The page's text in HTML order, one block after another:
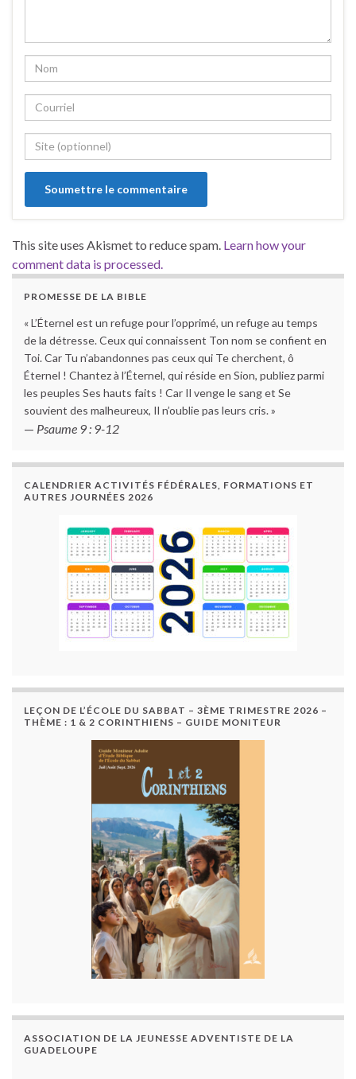
This site uses Akismet to reduce spam. Learn how your
comment data is processed.
PROMESSE DE LA BIBLE
« L’Éternel est un refuge pour l’opprimé, un refuge au temps
de la détresse. Ceux qui connaissent Ton nom se confient en
Toi. Car Tu n’abandonnes pas ceux qui Te cherchent, ô
Éternel ! Chantez à l’Éternel, qui réside en Sion, publiez parmi
les peuples Ses hauts faits ! Car Il venge le sang et Se
souvient des malheureux, Il n’oublie pas leurs cris. »
— Psaume 9 : 9-12
CALENDRIER ACTIVITÉS FÉDÉRALES, FORMATIONS ET
AUTRES JOURNÉES 2026
LEÇON DE L’ÉCOLE DU SABBAT – 3ÈME TRIMESTRE 2026 –
THÈME : 1 & 2 CORINTHIENS – GUIDE MONITEUR
ASSOCIATION DE LA JEUNESSE ADVENTISTE DE LA
GUADELOUPE